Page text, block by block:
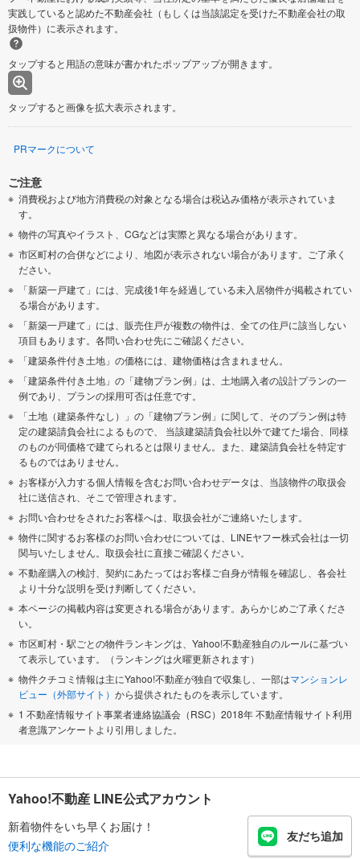
実践していると認めた不動産会社（もしくは当該認定を受けた不動産会社の取
扱物件）に表示されます。
タップすると用語の意味が書かれたポップアップが開きます。
タップすると画像を拡大表示されます。
PRマークについて
ご注意
消費税および地方消費税の対象となる場合は税込み価格が表示されていま
す。
物件の写真やイラスト、CGなどは実際と異なる場合があります。
市区町村の合併などにより、地図が表示されない場合があります。ご了承く
ださい。
「新築一戸建て」には、完成後1年を経過している未入居物件が掲載されてい
る場合があります。
「新築一戸建て」には、販売住戸が複数の物件は、全ての住戸に該当しない
項目もあります。各問い合わせ先にご確認ください。
「建築条件付き土地」の価格には、建物価格は含まれません。
「建築条件付き土地」の「建物プラン例」は、土地購入者の設計プランの一
例であり、プランの採用可否は任意です。
「土地（建築条件なし）」の「建物プラン例」に関して、そのプラン例は特
定の建築請負会社によるもので、 当該建築請負会社以外で建てた場合、同様
のものが同価格で建てられるとは限りません。また、建築請負会社を特定す
るものではありません。
お客様が入力する個人情報を含むお問い合わせデータは、当該物件の取扱会
社に送信され、そこで管理されます。
お問い合わせをされたお客様へは、取扱会社がご連絡いたします。
物件に関するお客様のお問い合わせについては、LINEヤフー株式会社は一切
関与いたしません。取扱会社に直接ご確認ください。
不動産購入の検討、契約にあたってはお客様ご自身が情報を確認し、各会社
より十分な説明を受け判断してください。
本ページの掲載内容は変更される場合があります。あらかじめご了承くださ
い。
市区町村・駅ごとの物件ランキングは、Yahoo!不動産独自のルールに基づい
て表示しています。（ランキングは火曜更新されます）
物件クチコミ情報は主にYahoo!不動産が独自で収集し、一部はマンションレ
ビュー（外部サイト） から提供されたものを表示しています。
1 不動産情報サイト事業者連絡協議会（RSC）2018年 不動産情報サイト利用
者意識アンケートより引用しました。
Yahoo!不動産 LINE公式アカウント
新着物件をいち早くお届け！
便利な機能のご紹介
友だち追加